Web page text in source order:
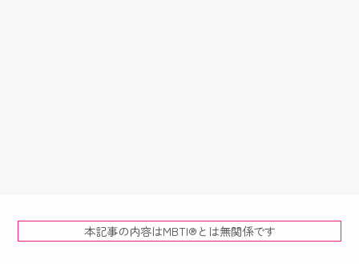
本記事の内容はMBTI®️とは無関係です